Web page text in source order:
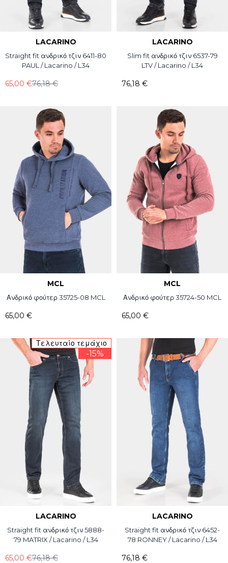
LACARINO
Straight fit ανδρικό τζιν 6411-80
PAUL / Lacarino / L34
76,18 €
65,00 €
LACARINO
Slim fit ανδρικό τζιν 6537-79
LTV / Lacarino / L34
76,18 €
MCL
Ανδρικό φούτερ 35725-08 MCL
65,00 €
MCL
Ανδρικό φούτερ 35724-50 MCL
65,00 €
Τελευταίο τεμάχιο
-15%
LACARINO
Straight fit ανδρικό τζιν 5888-
79 MATRIX / Lacarino / L34
76,18 €
65,00 €
LACARINO
Straight fit ανδρικό τζιν 6452-
78 RONNEY / Lacarino / L34
76,18 €